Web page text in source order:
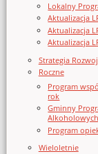
Lokalny
Aktualizacja
Aktualizacja
Aktualizacja
Strategia
Roczne
Program
rok
Gminny
Program
Wieloletnie